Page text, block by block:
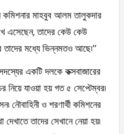
কমিশনার মাহবুব আলম তালুকদার
এসেছেন, তাদের কেউ কেউ
তাদের মধ্যে ভিন্নমতও আছে৷’’
একটি দলকে কক্সবাজারের
নিয়ে যাওয়া হয় গত ৫ সেপ্টেম্বর৷
নৌবাহিনী ও শরণার্থী কমিশনের
দেখাতে তাদের সেখানে নেয়া হয়৷